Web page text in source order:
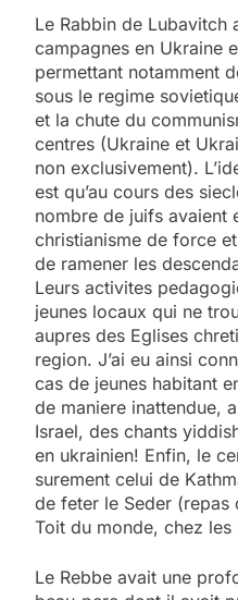
Le Rabbin de Lubavitch
campagnes en Ukraine
permettant notamment
sous le regime
et la chute du
centres (Ukraine et
non exclusivement).
est qu’au cours des
nombre de juifs avaient
christianisme de force
de ramener les
Leurs activites
jeunes locaux qui ne
aupres des Eglises
region. J’ai eu ainsi
cas de jeunes habitant
de maniere inattendue,
Israel, des chants
en ukrainien! Enfin, le
surement celui de
de feter le Seder (repas
Toit du monde, chez les
Le Rebbe avait une